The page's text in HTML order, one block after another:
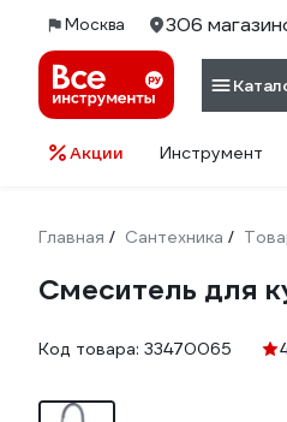
Москва 306
Акции Инструмент
Главная / Сантехника /
Смеситель для
Код товара: 33470065